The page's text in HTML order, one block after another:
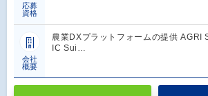
応募
資格
会社
概要
農業DXプラットフォームの提供 AGRI
IC Sui…